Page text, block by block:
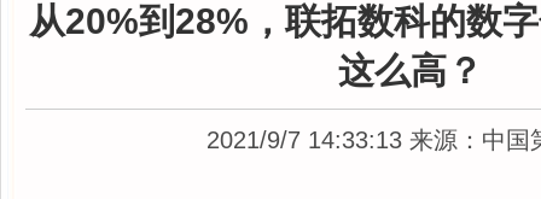
从20%到28%，联拓数科的数
这么高？
2021/9/7 14:33:13 来源：中国